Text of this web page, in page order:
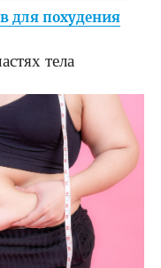
для похудения
тела